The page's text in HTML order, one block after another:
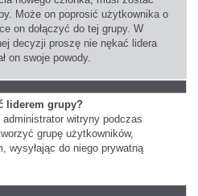
Może on poprosić użytkownika o
on dołączyć do tej grupy. W
decyzji proszę nie nękać lidera
on swoje powody.
liderem grupy?
witryny podczas
grupę użytkowników,
wysyłając do niego prywatną